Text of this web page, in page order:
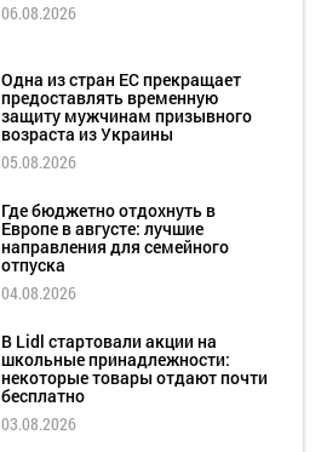
06.08.2026
Одна из стран ЕС прекращает
предоставлять временную
защиту мужчинам призывного
возраста из Украины
05.08.2026
Где бюджетно отдохнуть в
Европе в августе: лучшие
направления для семейного
отпуска
04.08.2026
В Lidl стартовали акции на
школьные принадлежности:
некоторые товары отдают почти
бесплатно
03.08.2026